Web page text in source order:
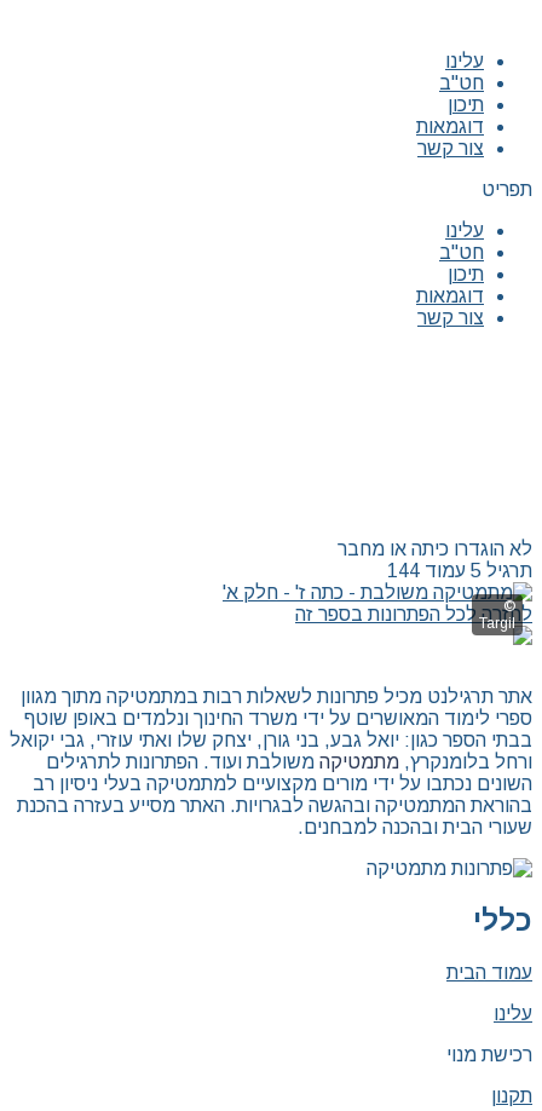
עלינו
חט"ב
תיכון
דוגמאות
צור קשר
תפריט
עלינו
חט"ב
תיכון
דוגמאות
צור קשר
לא הוגדרו כיתה או מחבר
תרגיל 5 עמוד 144
לחזרה לכל הפתרונות בספר זה
אתר תרגילנט מכיל פתרונות לשאלות רבות במתמטיקה מתוך מגוון
ספרי לימוד המאושרים על ידי משרד החינוך ונלמדים באופן שוטף
בבתי הספר כגון: יואל גבע, בני גורן, יצחק שלו ואתי עוזרי, גבי יקואל
ורחל בלומנקרץ, מתמטיקה משולבת ועוד. הפתרונות לתרגילים
השונים נכתבו על ידי מורים מקצועיים למתמטיקה בעלי ניסיון רב
בהוראת המתמטיקה ובהגשה לבגרויות. האתר מסייע בעזרה בהכנת
שעורי הבית ובהכנה למבחנים.
כללי
עמוד הבית
עלינו
רכישת מנוי
תקנון